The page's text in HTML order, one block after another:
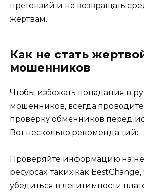
претензий и не возвращать
жертвам.
Как не стать
мошенников
Чтобы избежать попадания в
мошенников, всегда
проверку обменников перед
Вот несколько рекомендаций:
Проверяйте информацию на
ресурсах, таких как BestChange,
убедиться в легитимности